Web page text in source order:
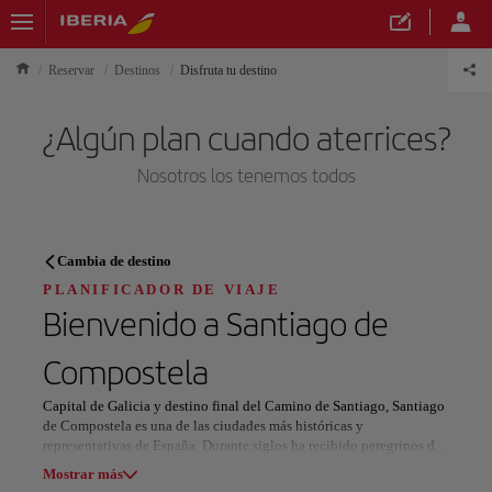
Reservar Destinos Disfruta tu destino
¿Algún plan cuando aterrices?
Nosotros los tenemos todos
PLANIFICADOR DE VIAJE
Descubre tu próximo destino
Nuestros destinos
Todas las áreas
Cambia de destino
PLANIFICADOR DE VIAJE
Bienvenido a Santiago de
Compostela
Capital de Galicia y destino final del Camino de Santiago, Santiago
de Compostela es una de las ciudades más históricas y
representativas de España. Durante siglos ha recibido peregrinos de
distintas partes del mundo, algo que ha marcado su identidad y su
Mostrar más